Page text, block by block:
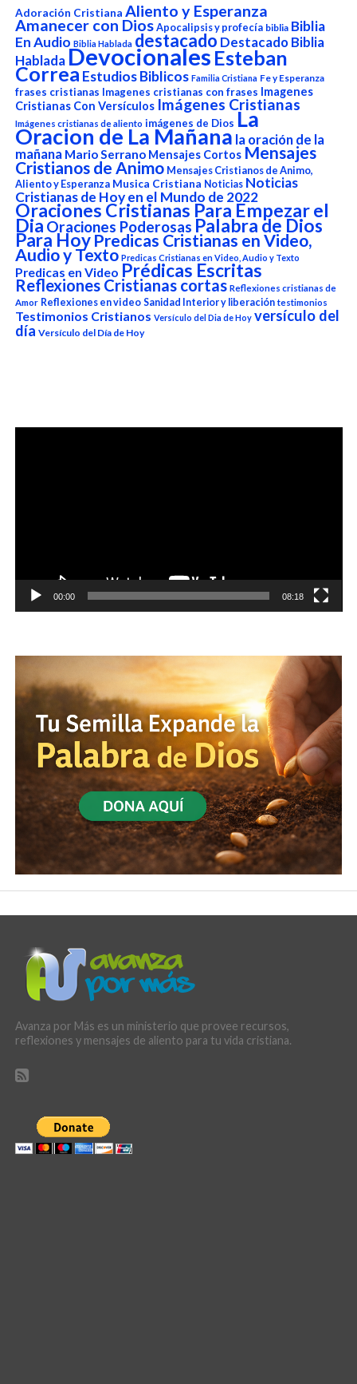
Adoración Cristiana Aliento y Esperanza
Amanecer con Dios Apocalipsis y profecía biblia Biblia
En Audio Biblia Hablada destacado Destacado Biblia
HabladaDevocionalesEsteban
Correa Estudios Biblicos Familia Cristiana Fe y Esperanza
frases cristianas Imagenes cristianas con frases Imagenes
Cristianas Con Versículos Imágenes Cristianas
Imágenes cristianas de aliento imágenes de Dios La
Oracion de La Mañana la oración de la
mañana Mario Serrano Mensajes Cortos Mensajes
Cristianos de Animo Mensajes Cristianos de Animo,
Aliento y Esperanza Musica Cristiana Noticias Noticias
Cristianas de Hoy en el Mundo de 2022
Oraciones Cristianas Para Empezar el
DiaOraciones Poderosas Palabra de Dios
Para Hoy Predicas Cristianas en Video,
Audio y Texto Predicas Cristianas en Video, Audio y Texto
Predicas en Video Prédicas Escritas
Reflexiones Cristianas cortas Reflexiones cristianas de
Amor Reflexiones en video Sanidad Interior y liberación testimonios
Testimonios Cristianos Versículo del Dia de Hoy versículo del
día Versículo del Día de Hoy
Reproductor
00:00 08:18
Avanza por Más es un ministerio que provee recursos,
reflexiones y mensajes de aliento para tu vida cristiana.